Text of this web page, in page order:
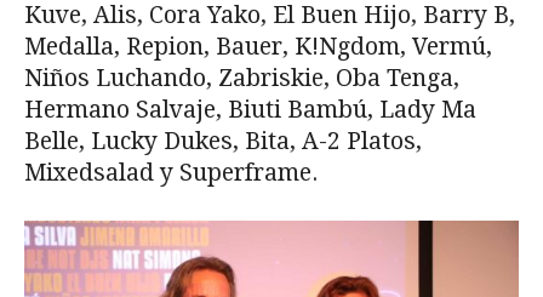
Kuve, Alis, Cora Yako, El Buen Hijo, Barry B,
Medalla, Repion, Bauer, K!Ngdom, Vermú,
Niños Luchando, Zabriskie, Oba Tenga,
Hermano Salvaje, Biuti Bambú, Lady Ma
Belle, Lucky Dukes, Bita, A-2 Platos,
Mixedsalad y Superframe.